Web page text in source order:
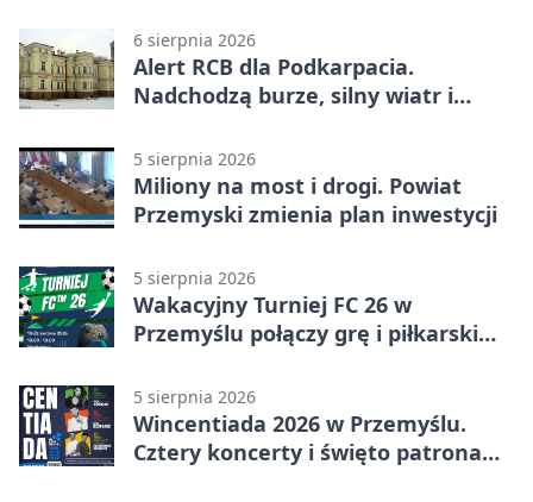
6 sierpnia 2026
Alert RCB dla Podkarpacia.
Nadchodzą burze, silny wiatr i
5 sierpnia 2026
Miliony na most i drogi. Powiat
Przemyski zmienia plan inwestycji
5 sierpnia 2026
Wakacyjny Turniej FC 26 w
Przemyślu połączy grę i piłkarski
5 sierpnia 2026
Wincentiada 2026 w Przemyślu.
Cztery koncerty i święto patrona